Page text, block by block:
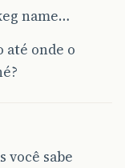
name…
onde o
você sabe